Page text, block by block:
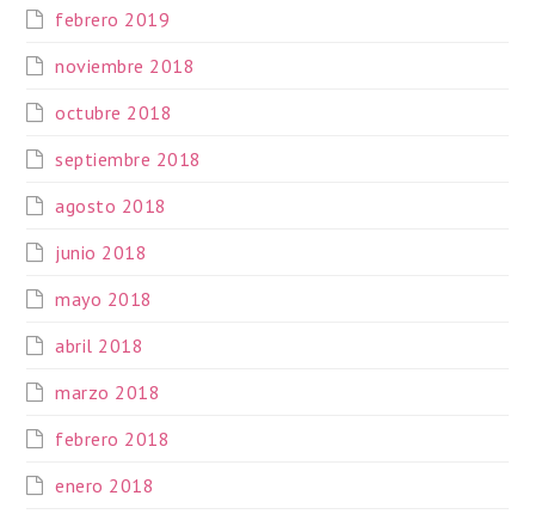
febrero 2019
noviembre 2018
octubre 2018
septiembre 2018
agosto 2018
junio 2018
mayo 2018
abril 2018
marzo 2018
febrero 2018
enero 2018